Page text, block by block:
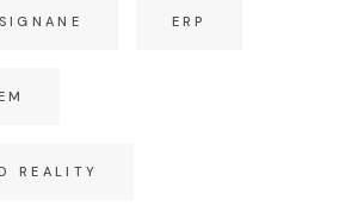
ERP
REALITY